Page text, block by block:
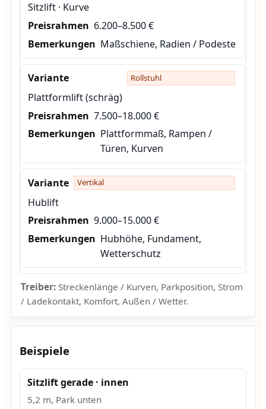
Sitzlift · Kurve
6.200–8.500 €
Maßschiene, Radien / Podeste
Rollstuhl
Plattformlift (schräg)
7.500–18.000 €
Plattformmaß, Rampen /
Türen, Kurven
Vertikal
Hublift
9.000–15.000 €
Hubhöhe, Fundament,
Wetterschutz
Treiber:Streckenlänge / Kurven, Parkposition, Strom
/ Ladekontakt, Komfort, Außen / Wetter.
Beispiele
Sitzlift gerade · innen
5,2 m, Park unten